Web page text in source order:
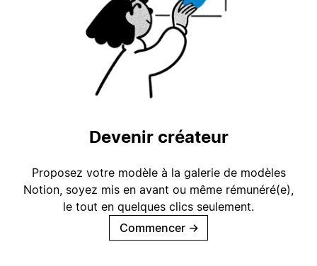
Devenir créateur
Proposez votre modèle à la galerie de modèles
Notion, soyez mis en avant ou même rémunéré(e),
le tout en quelques clics seulement.
Commencer →